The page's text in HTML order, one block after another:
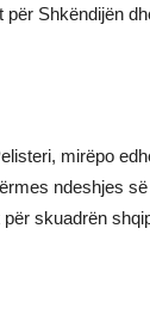
Shkëndijën
mirëpo
ndeshjes
skuadrën